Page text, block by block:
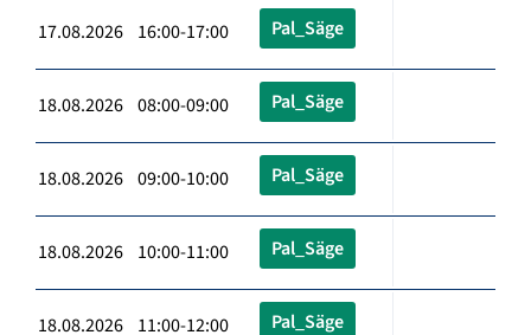
17.08.2026 16:00-17:00 Pal_Säge
18.08.2026 08:00-09:00 Pal_Säge
18.08.2026 09:00-10:00 Pal_Säge
18.08.2026 10:00-11:00 Pal_Säge
18.08.2026 11:00-12:00 Pal_Säge